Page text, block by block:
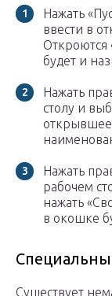
Нажать
ввести в
Откроются
будет и
Нажать
столу и
Нажать
рабочем
нажать
в окошке
Существует